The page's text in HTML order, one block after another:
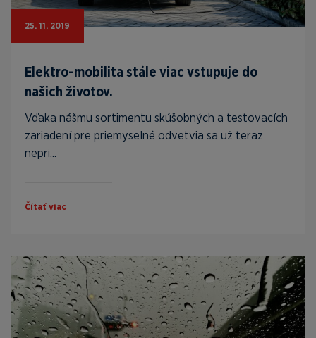
25. 11. 2019
Elektro-mobilita stále viac vstupuje do
našich životov.
Vďaka nášmu sortimentu skúšobných a testovacích
zariadení pre priemyselné odvetvia sa už teraz
nepri...
Čítať viac